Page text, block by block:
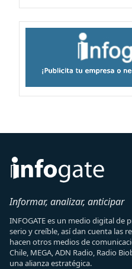
Informar, analizar, anticipar
INFOGATE es un medio digital
serio y creíble, así dan cuenta las
hacen otros medios de
Chile, MEGA, ADN Radio, Radio
una alianza estratégica.